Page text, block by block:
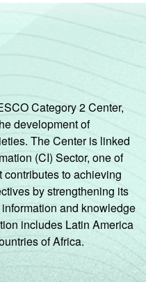
Category 2 Center,
development of
The Center is linked
(CI) Sector, one of
contributes to achieving
by strengthening its
and knowledge
includes Latin America
of Africa.